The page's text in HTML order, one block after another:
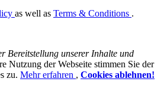
as well as Terms & Conditions .
Bereitstellung unserer Inhalte und
Nutzung der Webseite stimmen Sie der
zu. Mehr erfahren , Cookies ablehnen!